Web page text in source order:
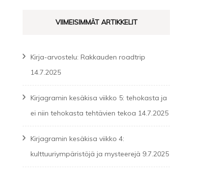
VIIMEISIMMÄT ARTIKKELIT
Kirja-arvostelu: Rakkauden roadtrip
14.7.2025
Kirjagramin kesäkisa viikko 5: tehokasta ja
ei niin tehokasta tehtävien tekoa 14.7.2025
Kirjagramin kesäkisa viikko 4:
kulttuuriympäristöjä ja mysteerejä 9.7.2025